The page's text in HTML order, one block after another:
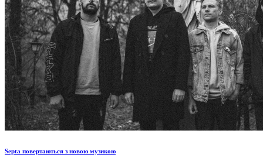
Septa повертаються з новою музикою